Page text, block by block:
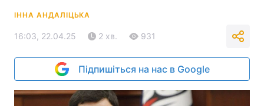
ІННА АНДАЛІЦЬКА
16:03, 22.04.25 2 хв. 931
Підпишіться на нас в Google